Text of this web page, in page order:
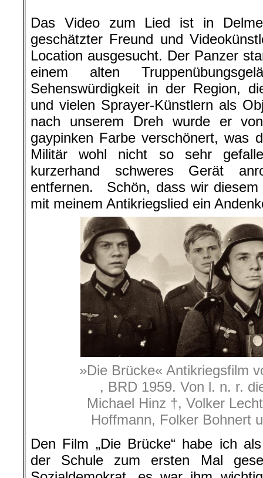
Das Video zum Lied ist in
geschätzter Freund und
Location ausgesucht. Der Panzer
einem alten
Sehenswürdigkeit in der Region,
und vielen Sprayer-Künstlern als
nach unserem Dreh wurde er
gaypinken Farbe verschönert, was
Militär wohl nicht so sehr
kurzerhand schweres Gerät
entfernen. Schön, dass wir diesem
mit meinem Antikriegslied ein
»Die Brücke« Antikriegsfilm
, BRD 1959. Von l. n. r.
Michael Hinz †, Volker
Hoffmann, Folker Bohnert
Den Film „Die Brücke“ habe ich
der Schule zum ersten Mal